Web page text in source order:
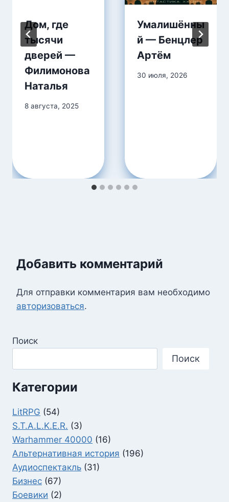
Дом, где
тысячи
дверей —
Филимонова
Наталья
8 августа, 2025
Умалишённы
й — Бенцлер
Артём
30 июля, 2026
Добавить комментарий
Для отправки комментария вам необходимо
авторизоваться.
Поиск
Поиск
Категории
LitRPG (54)
S.T.A.L.K.E.R. (3)
Warhammer 40000 (16)
Альтернативная история (196)
Аудиоспектакль (31)
Бизнес (67)
Боевики (2)